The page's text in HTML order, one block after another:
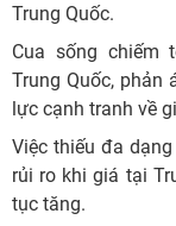
Trung Quốc.
Cua sống chiếm
Trung Quốc, phản
lực cạnh tranh về
Việc thiếu đa
rủi ro khi giá tại
tục tăng.